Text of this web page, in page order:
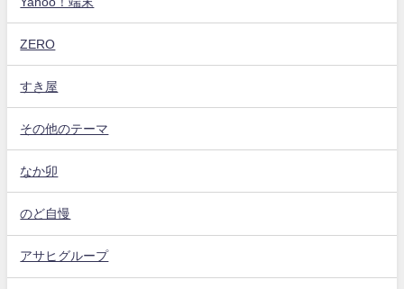
ZERO
すき屋
その他のテーマ
なか卯
のど自慢
アサヒグループ